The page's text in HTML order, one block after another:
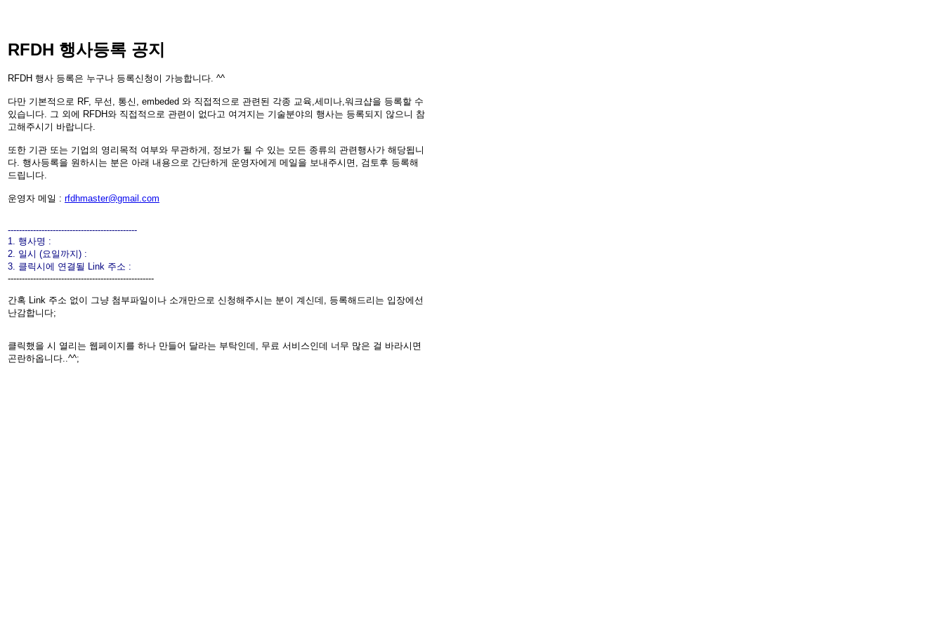
RFDH 행사등록 공지
RFDH 행사 등록은 누구나 등록신청이 가능합니다. ^^
다만 기본적으로 RF, 무선, 통신, embeded 와 직접적으로 관련된 각종 교육,세미나,워크샵을 등록할 수
있습니다. 그 외에 RFDH와 직접적으로 관련이 없다고 여겨지는 기술분야의 행사는 등록되지 않으니 참
고해주시기 바랍니다.
또한 기관 또는 기업의 영리목적 여부와 무관하게, 정보가 될 수 있는 모든 종류의 관련행사가 해당됩니
다. 행사등록을 원하시는 분은 아래 내용으로 간단하게 운영자에게 메일을 보내주시면, 검토후 등록해
드립니다.
운영자 메일 : rfdhmaster@gmail.com
----------------------------------------------
1. 행사명 :
2. 일시 (요일까지) :
3. 클릭시에 연결될 Link 주소 :
----------------------------------------------------
간혹 Link 주소 없이 그냥 첨부파일이나 소개만으로 신청해주시는 분이 계신데, 등록해드리는 입장에선
난감합니다;
클릭했을 시 열리는 웹페이지를 하나 만들어 달라는 부탁인데, 무료 서비스인데 너무 많은 걸 바라시면
곤란하옵니다..^^;